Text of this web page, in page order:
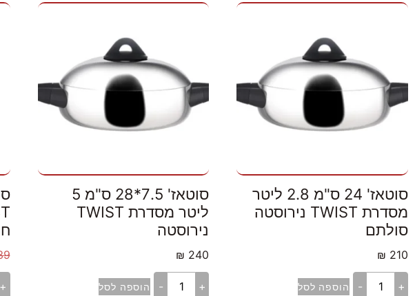
סוטאז' 24 ס"מ 2.8 ליטר
מסדרת TWIST נירוסטה
סולתם
210
₪
+
- הוספה לסל
סוטאז' 7.5*28 ס"מ 5
ליטר מסדרת TWIST
נירוסטה
240
₪
+
- הוספה לסל +